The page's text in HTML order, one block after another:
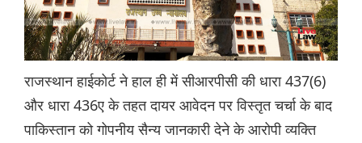
राजस्थान हाईकोर्ट ने हाल ही में सीआरपीसी की धारा 437(6)
और धारा 436ए के तहत दायर आवेदन पर विस्तृत चर्चा के बाद
पाकिस्तान को गोपनीय सैन्य जानकारी देने के आरोपी व्यक्ति